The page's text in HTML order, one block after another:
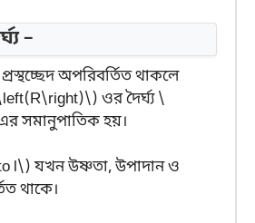
–
অপরিবর্তিত থাকলে
ওর দৈর্ঘ্য \
সমানুপাতিক হয়।
l\) যখন উষ্ণতা, উপাদান ও
থাকে।